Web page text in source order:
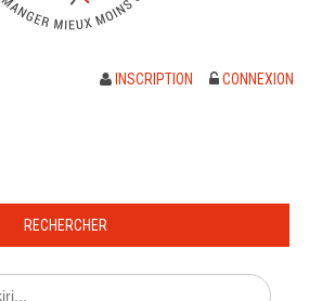
INSCRIPTION CONNEXION